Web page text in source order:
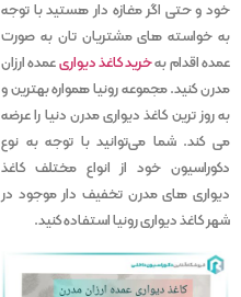
خود و حتی اگر مغازه دار هستید با توجه
به خواسته های مشتریان تان به صورت
عمده اقدام بهخرید کاغذ دیواریعمده ارزان
مدرن کنید. مجموعه رونیا همواره بهترین و
به روز ترین کاغذ دیواری مدرن دنیا را عرضه
می کند. شما می‌توانید با توجه به نوع
دکوراسیون خود از انواع مختلف کاغذ
دیواری های مدرن تخفیف دار موجود در
شهر کاغذ دیواری رونیا استفاده کنید.